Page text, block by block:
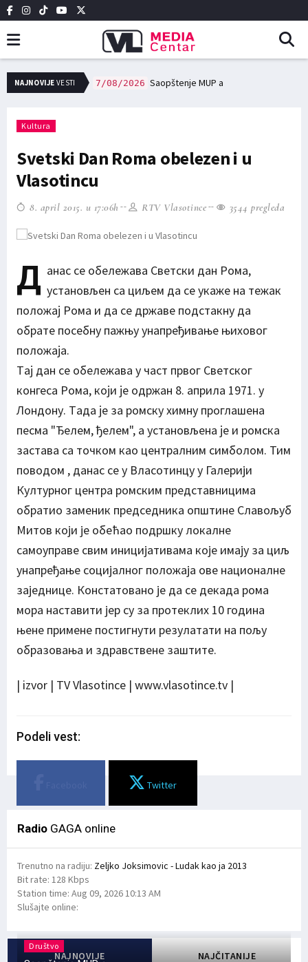
NAJNOVIJE VESTI
и редовне трошкове у области образовања и културе исплаћено 12,7 милиона динара 7/08/2026 Saopštenje MUP a
Kultura
Svetski Dan Roma obelezen i u
Vlasotincu
8. april 2015. u 17:06h RTV Vlasotince 3544 pregleda
Д анас се обележава Светски дан Рома,
установљен са циљем да се укаже на тежак
положаj Рома и да се државе подстакну да
обрате посебну пажњу унапређивање њиховог
положаjа.
Tаj дан се обележава у част првог Светског
конгеса Рома, коjи jе одржан 8. априла 1971. у
Лондону. Tада jе за ромску химну проглашена
песма "Ђелем, ђелем", а установљена jе и ромска
застава са точком као централним симболом. Тим
поводом , данас се у Власотинцу у Галерији
Културног центра ромским представницима
обратио заменик председника општине Славољуб
Митов који је обећао подршку локалне
самоуправе свим иницијативама које имају за циљ
унапређање социјалног положаја ове националне
заједнице. Констатовано је да се декада рома
мора наставити јер су за протеклих 10 година
њене примене постигнути резулатати на пољу
образовања и здравствене заштите.
| izvor | TV Vlasotince | www.vlasotince.tv |
Podeli vest:
Twitter
Radio GAGA online
Trenutno na radiju: Zeljko Joksimovic - Ludak kao ja 2013
Bit rate: 128 Kbps
Station time: Aug 09, 202610:13 AM
Slušajte online:
NAJNOVIJE NAJČITANIJE
Društvo